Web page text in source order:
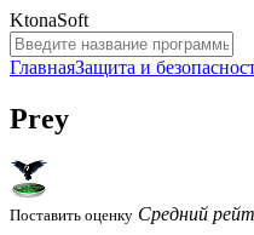
KtonaSoft
ГлавнаяЗащита и
Prey
Поставить оценку Средний